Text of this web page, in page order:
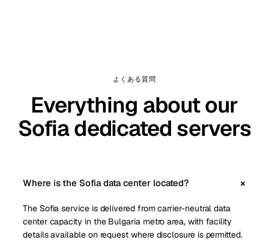
よくある質問
Everything about our
Sofia dedicated servers
Where is the Sofia data center located?
The Sofia service is delivered from carrier-neutral data
center capacity in the Bulgaria metro area, with facility
details available on request where disclosure is permitted.